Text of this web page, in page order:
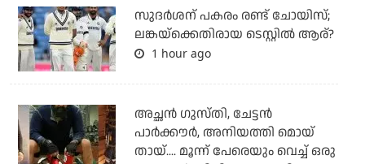
സുദര്‍ശന് പകരം രണ്ട് ചോയിസ്;
ലങ്കയ്‌ക്കെതിരായ ടെസ്റ്റില്‍ ആര്?
1 hour ago
അച്ഛന്‍ ഗുസ്തി, ചേട്ടന്‍
പാര്‍ക്കൗര്‍, അനിയത്തി മൊയ്
തായ്.... മൂന്ന് പേരെയും വെച്ച് ഒരു